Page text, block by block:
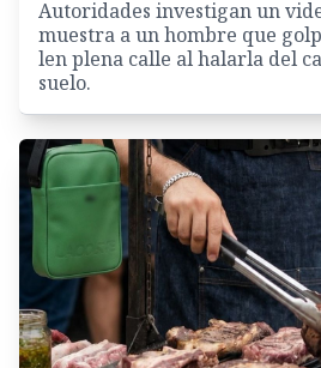
Autoridades investigan un
muestra a un hombre que
len plena calle al halarla del
suelo.